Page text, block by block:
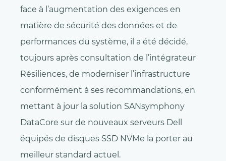
face à l’augmentation des exigences en
matière de sécurité des données et de
performances du système, il a été décidé,
toujours après consultation de l’intégrateur
Résiliences, de moderniser l’infrastructure
conformément à ses recommandations, en
mettant à jour la solution SANsymphony
DataCore sur de nouveaux serveurs Dell
équipés de disques SSD NVMe la porter au
meilleur standard actuel.